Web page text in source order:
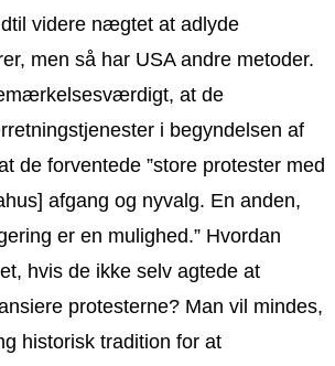
videre nægtet at adlyde
men så har USA andre metoder.
at de
i begyndelsen af
de forventede ”store protester med
afgang og nyvalg. En anden,
er en mulighed.” Hvordan
hvis de ikke selv agtede at
protesterne? Man vil mindes,
historisk tradition for at